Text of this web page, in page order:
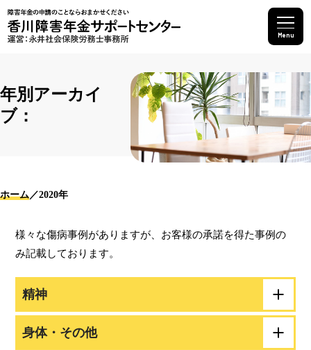
Menu
年別アーカイ
ブ：
ホーム 2020年
様々な傷病事例がありますが、お客様の承諾を得た事例の
み記載しております。
精神
身体・その他